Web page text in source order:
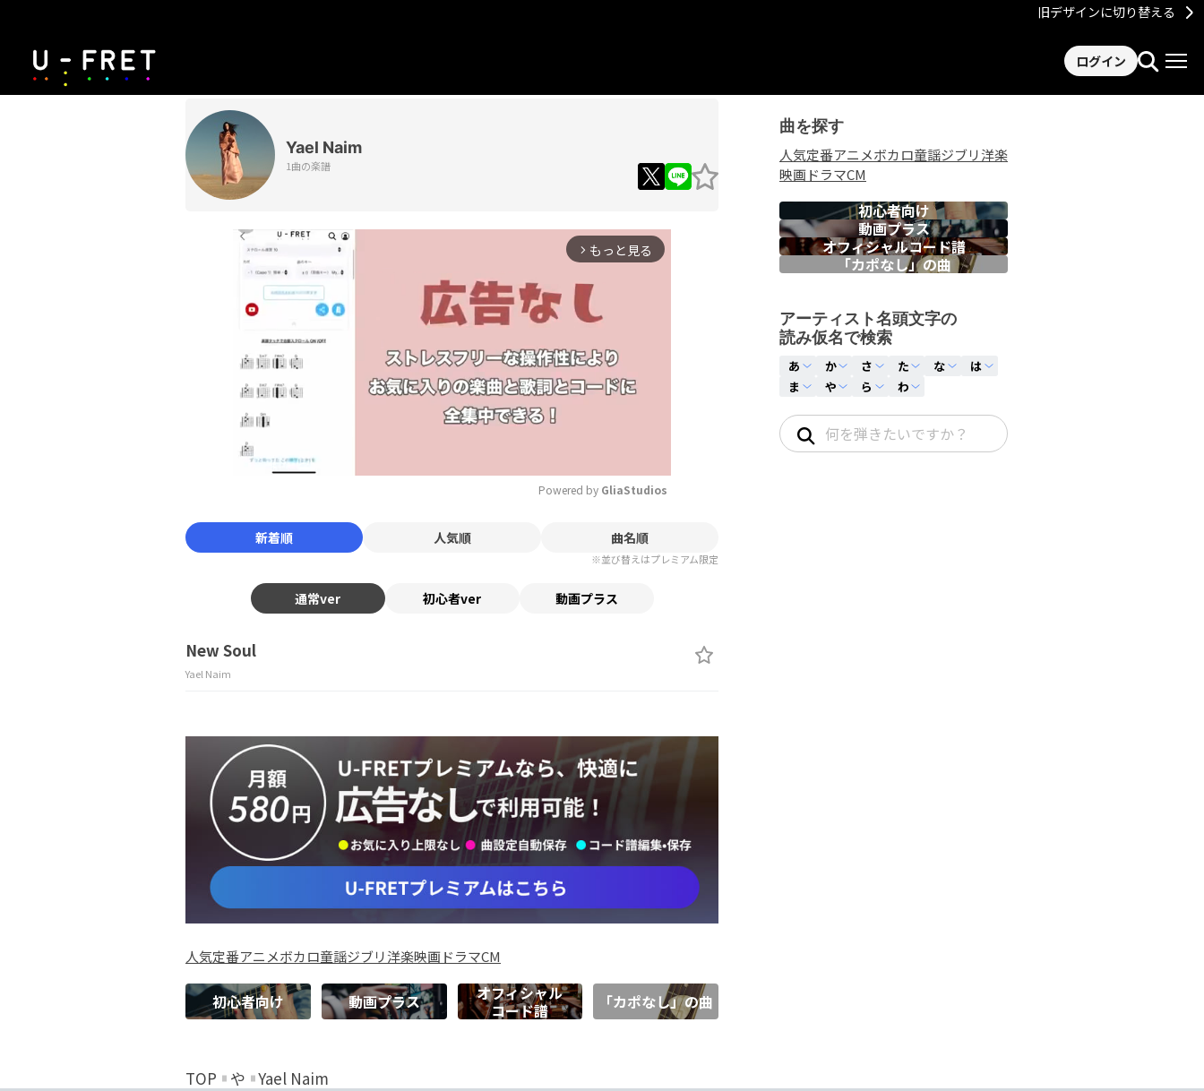
旧デザインに切り替える
ログイン
Yael Naim
1曲の楽譜
arrow_forward_ios もっと見る
Mute
Powered by GliaStudios
新着順 人気順 曲名順
※並び替えはプレミアム限定
通常ver 初心者ver 動画プラス
New Soul
Yael Naim
人気定番アニメボカロ童謡ジブリ洋楽映画ドラマCM
初心者向け 動画プラス
オフィシャル
コード譜
「カポなし」の曲
曲を探す
人気定番アニメボカロ童謡ジブリ洋楽
映画ドラマCM
初心者向け
動画プラス
オフィシャルコード譜
「カポなし」の曲
アーティスト名頭文字の
読み仮名で検索
TOP や Yael Naim